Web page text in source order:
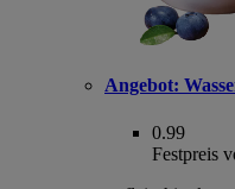
Angebot:
0.99
Festpreis